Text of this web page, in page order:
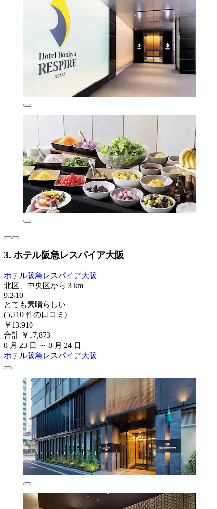
3. ホテル阪急レスパイア大阪
ホテル阪急レスパイア大阪
北区、中央区から 3 km
9.2/10
とても素晴らしい
(5,710 件の口コミ)
￥13,910
合計 ￥17,873
8 月 23 日 ～ 8 月 24 日
ホテル阪急レスパイア大阪